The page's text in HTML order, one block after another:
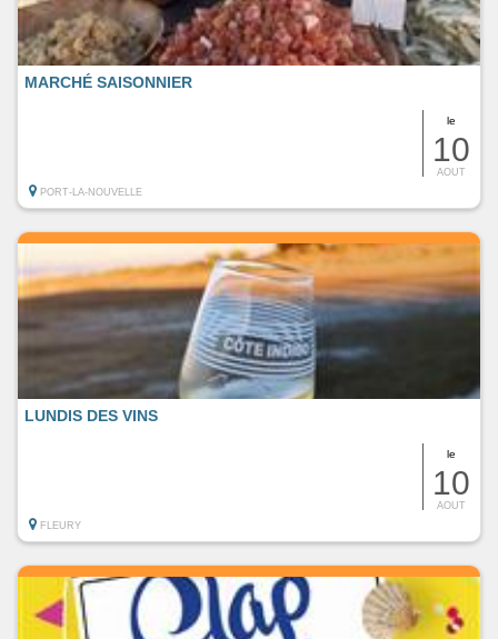
le
10
AOUT
MARCHÉ SAISONNIER
PORT-LA-NOUVELLE
le
10
AOUT
LUNDIS DES VINS
FLEURY